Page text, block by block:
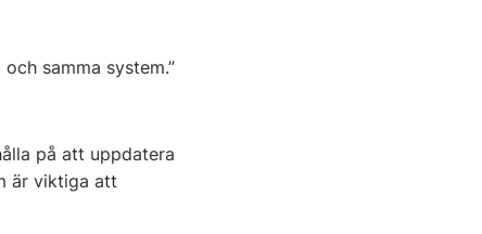
samma system.”
på att uppdatera
är viktiga att